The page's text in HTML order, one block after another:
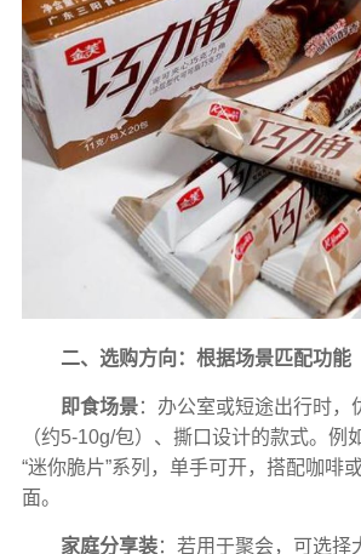
二、选购方向：根据场景匹配功能
即食场景：办公室或短途出行时，
（约5-10g/包）、撕口设计的款式。例
“迷你脆片”系列，单手可开，搭配咖啡
面。
家庭分享装：若用于聚会，可选择